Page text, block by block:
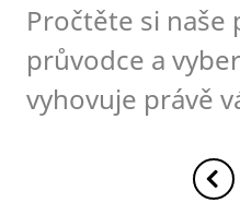
Pročtěte si naše
průvodce a
vyhovuje právě